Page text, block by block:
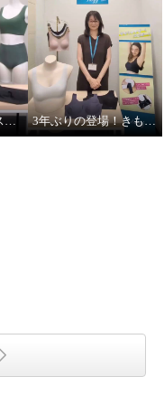
ット
きもちよすぎー！スロギー！